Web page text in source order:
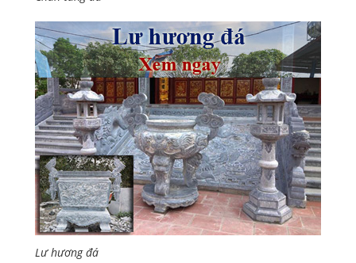
Lư hương đá